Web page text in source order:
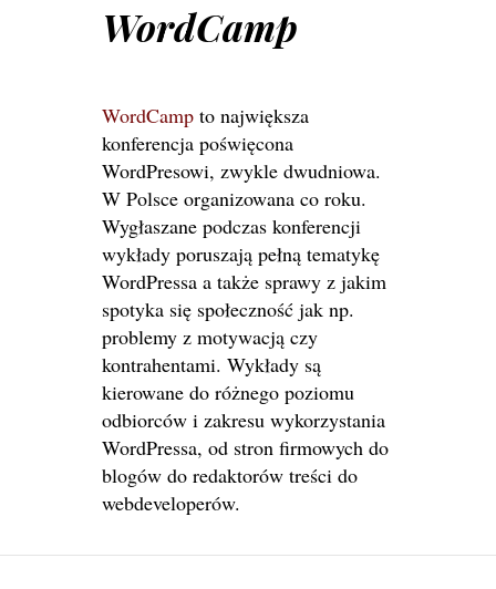
WordCamp
WordCamp to największa
konferencja poświęcona
WordPresowi, zwykle dwudniowa.
W Polsce organizowana co roku.
Wygłaszane podczas konferencji
wykłady poruszają pełną tematykę
WordPressa a także sprawy z jakim
spotyka się społeczność jak np.
problemy z motywacją czy
kontrahentami. Wykłady są
kierowane do różnego poziomu
odbiorców i zakresu wykorzystania
WordPressa, od stron firmowych do
blogów do redaktorów treści do
webdeveloperów.